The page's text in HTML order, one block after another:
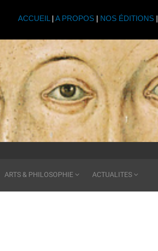
ACCUEIL | A PROPOS| NOS ÉDITIONS|
ARTS & PHILOSOPHIE ACTUALITES